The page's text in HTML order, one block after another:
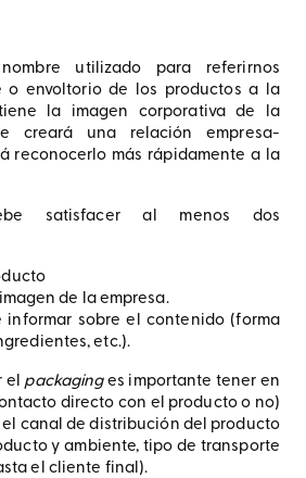
utilizado para referirnos
o envoltorio de los productos a la
la imagen corporativa de la
creará una relación empresa-
reconocerlo más rápidamente a la
satisfacer al menos dos
de la empresa.
informar sobre el contenido (forma
etc.).
el packaginges importante tener en
directo con el producto o no)
el canal de distribución del producto
y ambiente, tipo de transporte
el cliente final).